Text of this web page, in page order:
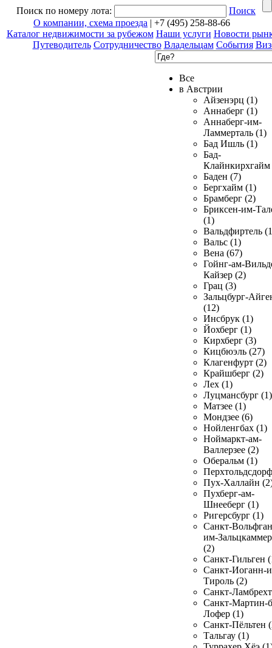
Поиск по номеру лота:
Поиск
О компании, схема проезда | +7 (495) 258-88-66
Каталог недвижимости за рубежом Наши услуги Новости
Путеводитель Сотрудничество Владельцам События
Все
в Австрии
Айзенэрц (1)
Аннаберг (1)
Аннаберг-им-
Ламмерталь (1)
Бад Ишль (1)
Бад-
Клайнкирхгайм
Баден (7)
Бергхайм (1)
Брамберг (2)
Бриксен-им-
(1)
Вальдфиртель
Вальс (1)
Вена (67)
Гойнг-ам-
Кайзер (2)
Грац (3)
Зальцбург-
(12)
Инсбрук (1)
Йохберг (1)
Кирхберг (3)
Кицбюэль (27)
Клагенфурт (2)
Крайшберг (2)
Лех (1)
Луцмансбург (1)
Матзее (1)
Мондзее (6)
Нойленгбах (1)
Ноймаркт-ам-
Валлерзее (2)
Оберальм (1)
Пух-Халлайн
Пухберг-ам-
Шнееберг (1)
Ригерсбург (1)
Санкт-
им-
(2)
Санкт-Гильген
Санкт-Иоганн-
Тироль (2)
Санкт-
Санкт-Мартин-
Лофер (1)
Санкт-Пёльтен
Тальгау (1)